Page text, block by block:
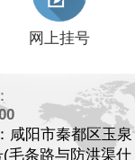
网上挂号
咸阳市秦都区玉泉
(毛条路与防洪渠什